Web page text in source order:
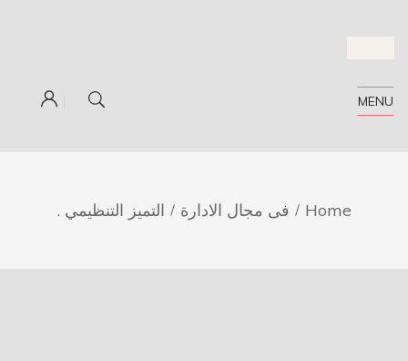
MENU
Home فى مجال الادارة التميز التنظيمي .